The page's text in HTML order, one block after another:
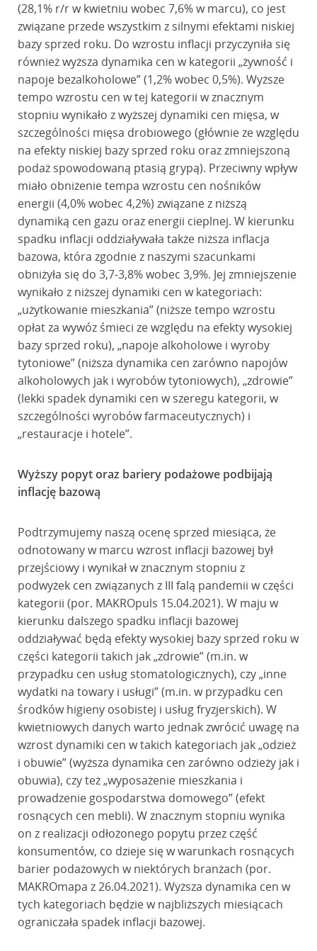
(28,1% r/r w kwietniu wobec 7,6% w marcu), co jest
związane przede wszystkim z silnymi efektami niskiej
bazy sprzed roku. Do wzrostu inflacji przyczyniła się
również wyższa dynamika cen w kategorii „żywność i
napoje bezalkoholowe” (1,2% wobec 0,5%). Wyższe
tempo wzrostu cen w tej kategorii w znacznym
stopniu wynikało z wyższej dynamiki cen mięsa, w
szczególności mięsa drobiowego (głównie ze względu
na efekty niskiej bazy sprzed roku oraz zmniejszoną
podaż spowodowaną ptasią grypą). Przeciwny wpływ
miało obniżenie tempa wzrostu cen nośników
energii (4,0% wobec 4,2%) związane z niższą
dynamiką cen gazu oraz energii cieplnej. W kierunku
spadku inflacji oddziaływała także niższa inflacja
bazowa, która zgodnie z naszymi szacunkami
obniżyła się do 3,7-3,8% wobec 3,9%. Jej zmniejszenie
wynikało z niższej dynamiki cen w kategoriach:
„użytkowanie mieszkania” (niższe tempo wzrostu
opłat za wywóz śmieci ze względu na efekty wysokiej
bazy sprzed roku), „napoje alkoholowe i wyroby
tytoniowe” (niższa dynamika cen zarówno napojów
alkoholowych jak i wyrobów tytoniowych), „zdrowie”
(lekki spadek dynamiki cen w szeregu kategorii, w
szczególności wyrobów farmaceutycznych) i
„restauracje i hotele”.
Wyższy popyt oraz bariery podażowe podbijają
inflację bazową
Podtrzymujemy naszą ocenę sprzed miesiąca, że
odnotowany w marcu wzrost inflacji bazowej był
przejściowy i wynikał w znacznym stopniu z
podwyżek cen związanych z III falą pandemii w części
kategorii (por. MAKROpuls 15.04.2021). W maju w
kierunku dalszego spadku inflacji bazowej
oddziaływać będą efekty wysokiej bazy sprzed roku w
części kategorii takich jak „zdrowie” (m.in. w
przypadku cen usług stomatologicznych), czy „inne
wydatki na towary i usługi” (m.in. w przypadku cen
środków higieny osobistej i usług fryzjerskich). W
kwietniowych danych warto jednak zwrócić uwagę na
wzrost dynamiki cen w takich kategoriach jak „odzież
i obuwie” (wyższa dynamika cen zarówno odzieży jak i
obuwia), czy też „wyposażenie mieszkania i
prowadzenie gospodarstwa domowego” (efekt
rosnących cen mebli). W znacznym stopniu wynika
on z realizacji odłożonego popytu przez część
konsumentów, co dzieje się w warunkach rosnących
barier podażowych w niektórych branżach (por.
MAKROmapa z 26.04.2021). Wyższa dynamika cen w
tych kategoriach będzie w najbliższych miesiącach
ograniczała spadek inflacji bazowej.